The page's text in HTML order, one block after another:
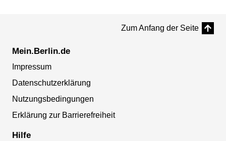
Zum Anfang der Seite
Mein.Berlin.de
Impressum
Datenschutzerklärung
Nutzungsbedingungen
Erklärung zur Barrierefreiheit
Hilfe